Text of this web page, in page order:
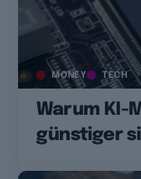
MONEY TECH
Warum KI-
günstiger